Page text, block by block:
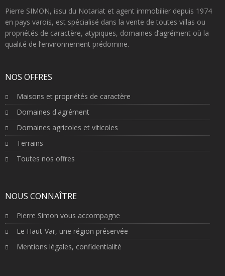
Pierre SIMON, issu du Notariat et agent immobilier depuis 1974
en pays varois, est spécialisé dans la vente de toutes villas ou
propriétés de caractère, atypiques, domaines d’agrément où la
qualité de l’environnement prédomine.
NOS OFFRES
Maisons et propriétés de caractère
Domaines d'agrément
Domaines agricoles et viticoles
Terrains
Toutes nos offres
NOUS CONNAÎTRE
Pierre Simon vous accompagne
Le Haut-Var, une région préservée
Mentions légales, confidentialité